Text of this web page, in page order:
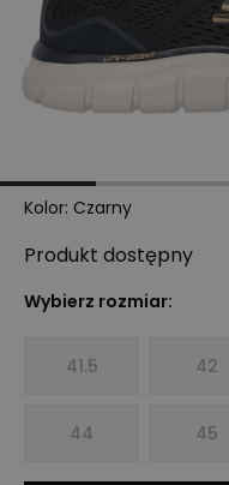
Kolor: Czarny
Produkt dostępny
Wybierz rozmiar:
41.5 42
44 45